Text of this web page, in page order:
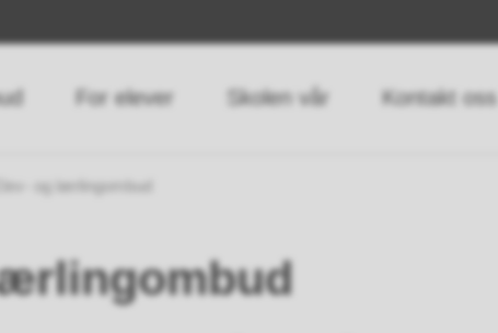
For elever Skolen vår Kontakt oss
Elev- og lærlingombud